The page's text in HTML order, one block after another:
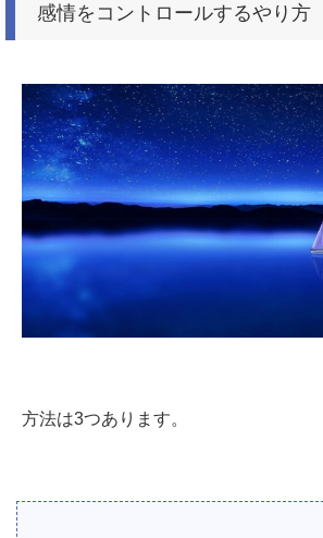
感情をコントロールするやり方
方法は3つあります。